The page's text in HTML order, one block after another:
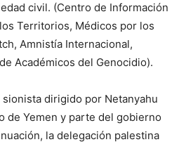
civil. (Centro de Información
Territorios, Médicos por los
Amnistía Internacional,
Académicos del Genocidio).
dirigido por Netanyahu
de Yemen y parte del gobierno
la delegación palestina